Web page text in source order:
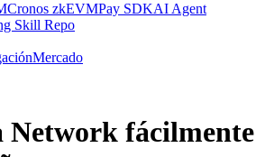
Cronos zkEVMPay SDKAI Agent
Skill Repo
Mercado
Network fácilmente